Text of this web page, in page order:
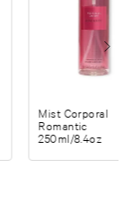
Mist Corporal
Romantic
250ml/8.4oz